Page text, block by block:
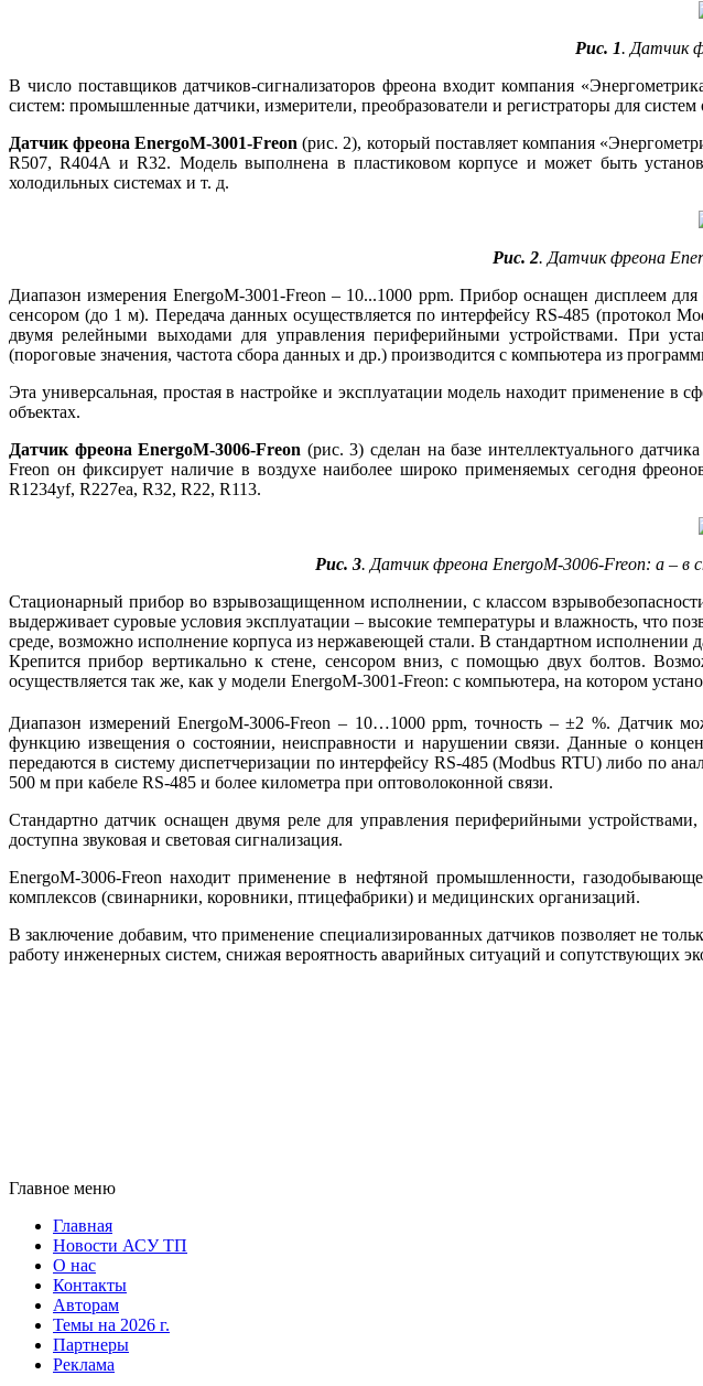
Рис. 1. Датчик
В число поставщиков датчиков-сигнализаторов фреона входит компания
систем: промышленные датчики, измерители, преобразователи и регистраторы для
Датчик фреона EnergoM-3001-Freon (рис. 2), который поставляет компания
R507, R404A и R32. Модель выполнена в пластиковом корпусе и может быть
холодильных системах и т. д.
Рис. 2. Датчик фреона
Диапазон измерения EnergoM-3001-Freon – 10...1000 ppm. Прибор оснащен дисплеем
сенсором (до 1 м). Передача данных осуществляется по интерфейсу RS-485
двумя релейными выходами для управления периферийными уст­рой­ст­ва­ми. При
(пороговые значения, частота сбора данных и др.) производится с компьютера из
Эта универсальная, простая в настройке и эксплуатации модель находит применение
объектах.
Датчик фреона EnergoM-3006-Freon (рис. 3) сделан на ба­зе интеллектуального
Freon он фиксирует наличие в воздухе наиболее широко применяемых сегодня
R1234yf, R227ea, R32, R22, R113.
Рис. 3. Датчик фреона EnergoM-3006-Freon: а – в
Стационарный прибор во взрывозащищенном исполнении, с классом
выдерживает суровые условия эксплуатации – высокие температуры и влажность, что
среде, возможно исполнение корпуса из нержавеющей стали. В стандартном исполнении
Крепится прибор вертикально к стене, сенсором вниз, с помощью двух болтов.
осуществляется так же, как у модели EnergoM-3001-Freon: с компьютера, на котором
Диапазон измерений EnergoM-3006-Freon – 10…1000 ppm, точность – ±2 %. Датчик
функцию извещения о состоянии, неисправности и нарушении связи. Данные о
передаются в систему диспетчеризации по интерфейсу RS-485 (Modbus RTU) ли­бо по
500 м при кабеле RS-485 и более километра при оптоволоконной связи.
Стандартно датчик оснащен двумя ре­ле для управления периферийными
доступна звуковая и световая сигнализация.
EnergoM-3006-Freon находит применение в нефтяной промышленности,
комплексов (свинарники, коровники, птицефабрики) и медицинских организаций.
В заключение добавим, что применение специализированных датчиков позволяет не
работу инженерных систем, снижая вероятность аварийных ситуаций и сопутствующих
Главное меню
Главная
Новости АСУ ТП
О нас
Контакты
Авторам
Темы на 2026 г.
Партнеры
Реклама